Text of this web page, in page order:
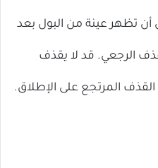
أن تظهر عينة من البول بعد
الرجعي. قد لا يقذف
المرتجع على الإطلاق.